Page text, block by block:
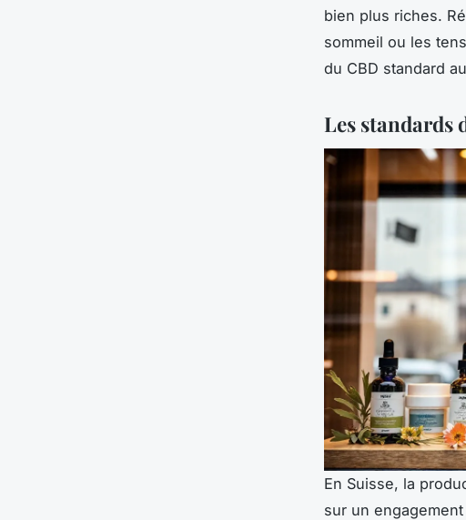
bien plus riches.
sommeil ou les
du CBD standard au
Les standards
En Suisse, la
sur un